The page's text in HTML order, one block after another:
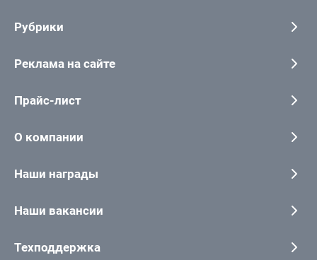
Рубрики
Реклама на сайте
Прайс-лист
О компании
Наши награды
Наши вакансии
Техподдержка